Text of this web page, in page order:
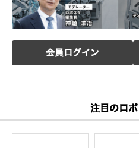
会員ログイン
注目のロ